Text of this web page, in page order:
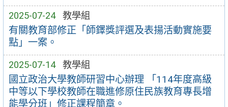
2025-07-24 教學組
有關教育部修正「師鐸獎評選及表揚活動實施要
點」一案。
2025-07-14 教學組
國立政治大學教師研習中心辦理 「114年度高級
中等以下學校教師在職進修原住民族教育專長增
能學分班」修正課程簡章。